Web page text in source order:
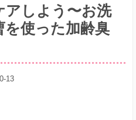
アしよう〜お洗
を使った加齢臭
13